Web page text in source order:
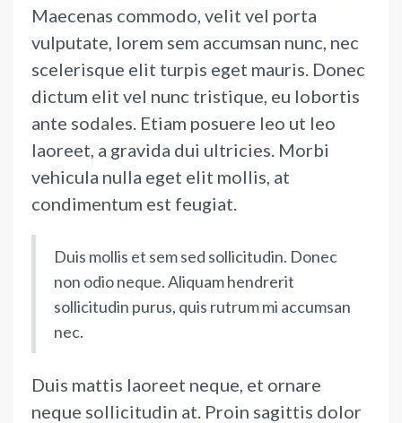
Maecenas commodo, velit vel porta
vulputate, lorem sem accumsan nunc, nec
scelerisque elit turpis eget mauris. Donec
dictum elit vel nunc tristique, eu lobortis
ante sodales. Etiam posuere leo ut leo
laoreet, a gravida dui ultricies. Morbi
vehicula nulla eget elit mollis, at
condimentum est feugiat.
Duis mollis et sem sed sollicitudin. Donec
non odio neque. Aliquam hendrerit
sollicitudin purus, quis rutrum mi accumsan
nec.
Duis mattis laoreet neque, et ornare
neque sollicitudin at. Proin sagittis dolor